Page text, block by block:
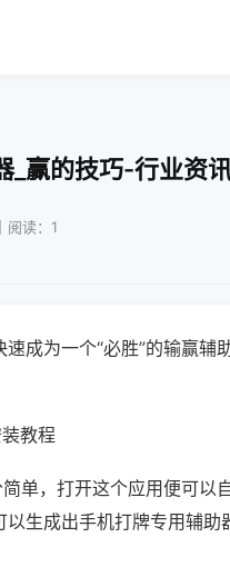
_赢的技巧-行业资
阅读：1
成为一个“必胜”的输赢辅
教程
单，打开这个应用便可以
生成出手机打牌专用辅助